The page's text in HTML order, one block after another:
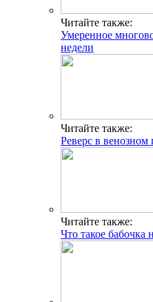
Читайте также:
Умеренное
недели
Читайте также:
Реверс в венозном
Читайте также:
Что такое